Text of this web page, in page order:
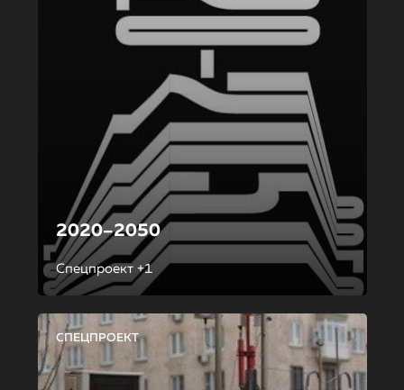
2020–2050
Спецпроект +1
СПЕЦПРОЕКТ